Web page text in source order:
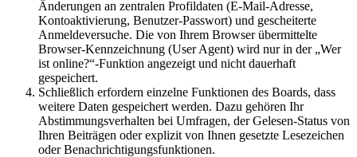
Änderungen an zentralen Profildaten (E-Mail-Adresse,
Kontoaktivierung, Benutzer-Passwort) und gescheiterte
Anmeldeversuche. Die von Ihrem Browser übermittelte
Browser-Kennzeichnung (User Agent) wird nur in der „Wer
ist online?“-Funktion angezeigt und nicht dauerhaft
gespeichert.
Schließlich erfordern einzelne Funktionen des Boards, dass
weitere Daten gespeichert werden. Dazu gehören Ihr
Abstimmungsverhalten bei Umfragen, der Gelesen-Status von
Ihren Beiträgen oder explizit von Ihnen gesetzte Lesezeichen
oder Benachrichtigungsfunktionen.